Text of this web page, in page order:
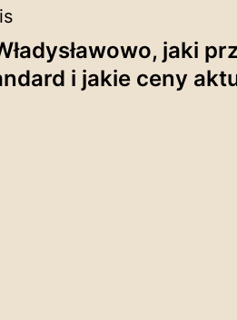
jaki
i jakie ceny